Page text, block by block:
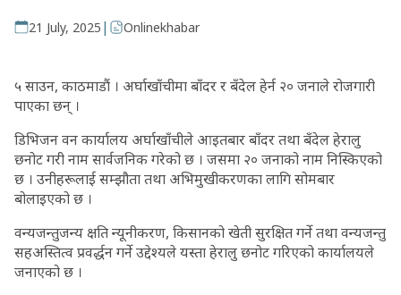
21 July, 2025 | Onlinekhabar
५ साउन, काठमाडौं । अर्घाखाँचीमा बाँदर र बँदेल हेर्न २० जनाले रोजगारी
पाएका छन् ।
डिभिजन वन कार्यालय अर्घाखाँचीले आइतबार बाँदर तथा बँदेल हेरालु
छनोट गरी नाम सार्वजनिक गरेको छ । जसमा २० जनाको नाम निस्किएको
छ । उनीहरूलाई सम्झौता तथा अभिमुखीकरणका लागि सोमबार
बोलाइएको छ ।
वन्यजन्तुजन्य क्षति न्यूनीकरण, किसानको खेती सुरक्षित गर्ने तथा वन्यजन्तु
सहअस्तित्व प्रवर्द्धन गर्ने उद्देश्यले यस्ता हेरालु छनोट गरिएको कार्यालयले
जनाएको छ ।